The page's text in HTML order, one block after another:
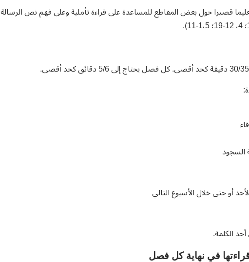
قصيرا حول بعض المقاطع للمساعدة على قراءة تأملية وعلى فهم نص الرسالة
السجود
أو حتى خلال الأسبوع التالي
الكلمة.
في نهاية كل فصل